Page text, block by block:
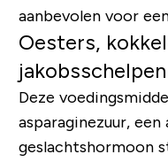
aanbevolen voor
Oesters,
jakobsschelpen
Deze
asparaginezuur,
geslachtshormoon